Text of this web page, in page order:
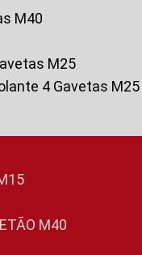
M40
M25
4 Gavetas M25
M40